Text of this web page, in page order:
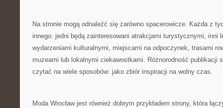
Na stronie mogą odnaleźć się zarówno spacerowicze. Każda z
innego: jedni będą zainteresowani atrakcjami turystycznymi, inni
wydarzeniami kulturalnymi, miejscami na odpoczynek, trasami
muzeami lub lokalnymi ciekawostkami. Różnorodność publikacji
czytać na wiele sposobów: jako zbiór inspiracji na wolny czas.
Moda Wrocław jest również dobrym przykładem strony, która